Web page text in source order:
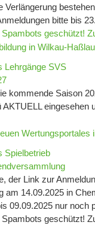
Verlängerung
bitte bis
geschützt!
in Wilkau-Haßlau
Lehrgänge SVS
kommende Saison
eingesehen
Wertungsportales
Spielbetrieb
der Link zur
am 14.09.2025 in
09.09.2025 nur noch
geschützt!